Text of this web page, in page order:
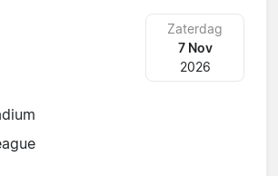
Zaterdag
7 Nov
2026